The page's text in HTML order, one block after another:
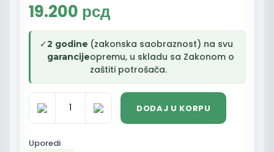
19.200 рсд
✓2 godine
garancije
(zakonska saobraznost) na svu
opremu, u skladu sa Zakonom o
zaštiti potrošača.
U6-
Pro
Ubiquiti
DODAJ U KORPU
Uporedi